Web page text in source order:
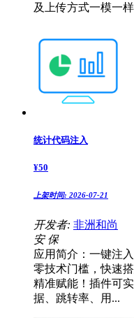
及上传方式一模一
统计代码注入
¥50
上架时间: 2026-07-21
开发者: 非洲和尚
安 保
应用简介：一键注
零技术门槛，快速
精准赋能！插件可
据、跳转率、用...